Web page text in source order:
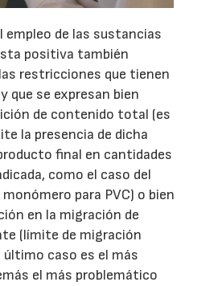
empleo de las sustancias
positiva también
restricciones que tienen
que se expresan bien
de contenido total (es
la presencia de dicha
final en cantidades
como el caso del
para PVC) o bien
en la migración de
(límite de migración
caso es el más
el más problemático